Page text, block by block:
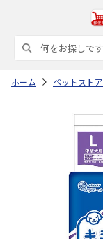
ホーム ペットストア